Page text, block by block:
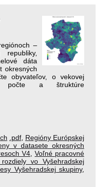
–
republiky,
dáta
okresných
obyvateľov, o vekovej
počte a štruktúre
.pdf, Regióny Európskej
v datasete okresných
V4, Voľné pracovné
rozdiely vo Vyšehradskej
Vyšehradskej skupiny,